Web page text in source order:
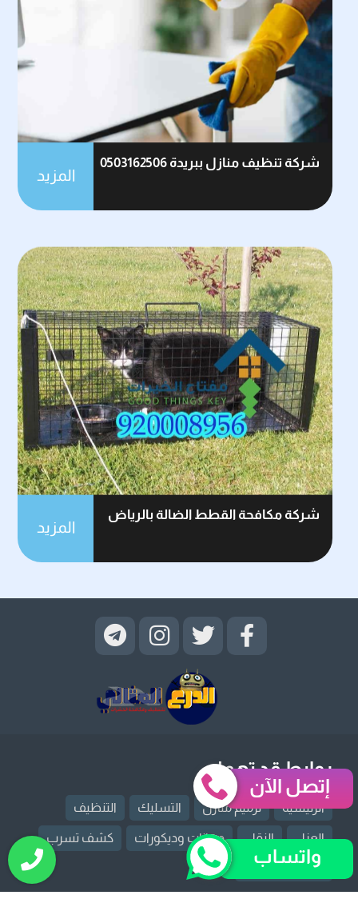
شركة تنظيف منازل ببريدة 0503162506
المزيد
شركة مكافحة القطط الضالة بالرياض
المزيد
روابط قد تهمك
الرئيسية ترميم منازل التسليك التنظيف
العزل النقل دهانات وديكورات كشف تسرب
مكافحة حشرات
إتصل الآن
واتساب